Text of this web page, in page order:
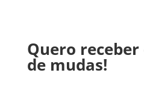
Quero
de mudas!